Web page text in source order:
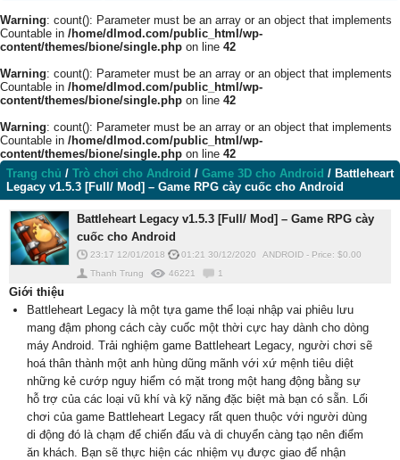
Warning: count(): Parameter must be an array or an object that implements
Countable in /home/dlmod.com/public_html/wp-
content/themes/bione/single.php on line 42
Warning: count(): Parameter must be an array or an object that implements
Countable in /home/dlmod.com/public_html/wp-
content/themes/bione/single.php on line 42
Warning: count(): Parameter must be an array or an object that implements
Countable in /home/dlmod.com/public_html/wp-
content/themes/bione/single.php on line 42
Trang chủ / Trò chơi cho Android / Game 3D cho Android / Battleheart
Legacy v1.5.3 [Full/ Mod] – Game RPG cày cuốc cho Android
Battleheart Legacy v1.5.3 [Full/ Mod] – Game RPG cày
cuốc cho Android
23:17 12/01/2018 01:21 30/12/2020 ANDROID - Price: $0.00
Thanh Trung
46221 1
Giới thiệu
Battleheart Legacy là một tựa game thể loại nhập vai phiêu lưu
mang đậm phong cách cày cuốc một thời cực hay dành cho dòng
máy Android. Trải nghiệm game Battleheart Legacy, người chơi sẽ
hoá thân thành một anh hùng dũng mãnh với xứ mệnh tiêu diệt
những kẻ cướp nguy hiểm có mặt trong một hang động bằng sự
hỗ trợ của các loại vũ khí và kỹ năng đặc biệt mà bạn có sẵn. Lối
chơi của game Battleheart Legacy rất quen thuộc với người dùng
di động đó là chạm để chiến đấu và di chuyển càng tạo nên điểm
ăn khách. Bạn sẽ thực hiện các nhiệm vụ được giao để nhận